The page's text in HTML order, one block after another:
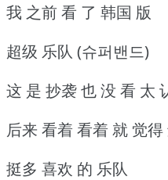
我 之前 看 了 韩国 版
超级 乐队 (슈퍼밴드)
这 是 抄袭 也 没 看 太
后来 看着 看着 就 觉
挺多 喜欢 的 乐队